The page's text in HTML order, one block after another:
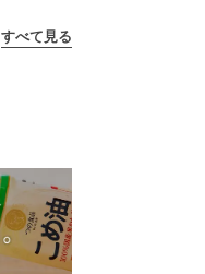
すべて見る